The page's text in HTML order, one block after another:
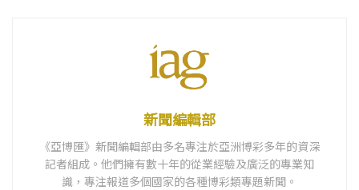
新聞編輯部
《亞博匯》新聞編輯部由多名專注於亞洲博彩多年的資深
記者組成。他們擁有數十年的從業經驗及廣泛的專業知
識，專注報道多個國家的各種博彩類專題新聞。